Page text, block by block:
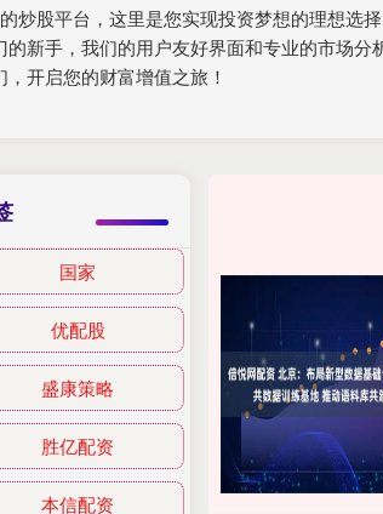
炒股平台，这里是您实现投资梦想的理想选
新手，我们的用户友好界面和专业的市场
开启您的财富增值之旅！
国家
优配股
盛康策略
胜亿配资
本信配资